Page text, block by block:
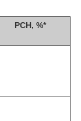
РСН, %*